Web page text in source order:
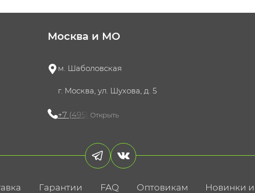
Москва и МО
м. Шаболовская
г. Москва, ул. Шухова, д. 5
+7 (495) 721-60-15
Открыть
Гарантии FAQ Оптовикам Новинки и